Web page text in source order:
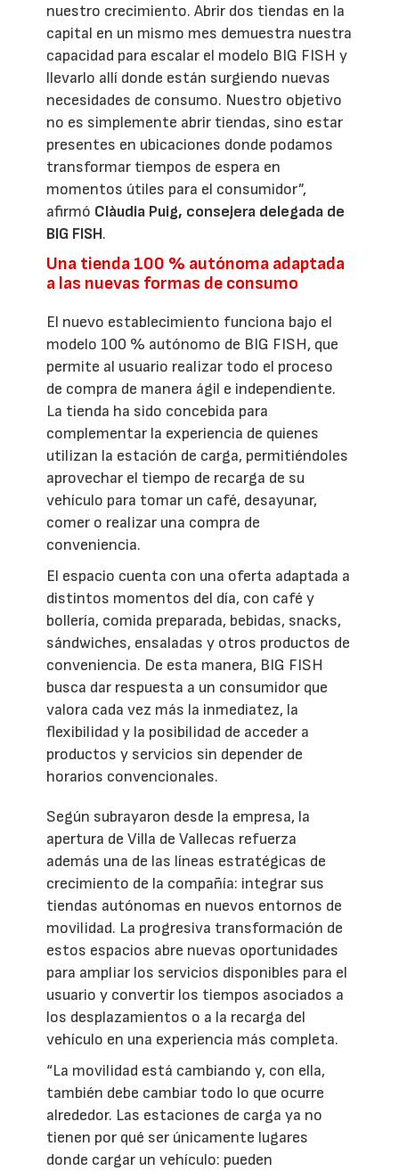
nuestro crecimiento. Abrir dos tiendas en la
capital en un mismo mes demuestra nuestra
capacidad para escalar el modelo BIG FISH y
llevarlo allí donde están surgiendo nuevas
necesidades de consumo. Nuestro objetivo
no es simplemente abrir tiendas, sino estar
presentes en ubicaciones donde podamos
transformar tiempos de espera en
momentos útiles para el consumidor”,
afirmó Clàudia Puig, consejera delegada de
BIG FISH.
Una tienda 100 % autónoma adaptada
a las nuevas formas de consumo
El nuevo establecimiento funciona bajo el
modelo 100 % autónomo de BIG FISH, que
permite al usuario realizar todo el proceso
de compra de manera ágil e independiente.
La tienda ha sido concebida para
complementar la experiencia de quienes
utilizan la estación de carga, permitiéndoles
aprovechar el tiempo de recarga de su
vehículo para tomar un café, desayunar,
comer o realizar una compra de
conveniencia.
El espacio cuenta con una oferta adaptada a
distintos momentos del día, con café y
bollería, comida preparada, bebidas, snacks,
sándwiches, ensaladas y otros productos de
conveniencia. De esta manera, BIG FISH
busca dar respuesta a un consumidor que
valora cada vez más la inmediatez, la
flexibilidad y la posibilidad de acceder a
productos y servicios sin depender de
horarios convencionales.
Según subrayaron desde la empresa, la
apertura de Villa de Vallecas refuerza
además una de las líneas estratégicas de
crecimiento de la compañía: integrar sus
tiendas autónomas en nuevos entornos de
movilidad. La progresiva transformación de
estos espacios abre nuevas oportunidades
para ampliar los servicios disponibles para el
usuario y convertir los tiempos asociados a
los desplazamientos o a la recarga del
vehículo en una experiencia más completa.
“La movilidad está cambiando y, con ella,
también debe cambiar todo lo que ocurre
alrededor. Las estaciones de carga ya no
tienen por qué ser únicamente lugares
donde cargar un vehículo: pueden